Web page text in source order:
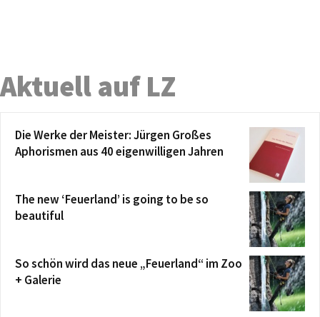
Aktuell auf LZ
Die Werke der Meister: Jürgen Großes
Aphorismen aus 40 eigenwilligen Jahren
The new ‘Feuerland’ is going to be so
beautiful
So schön wird das neue „Feuerland“ im Zoo
+ Galerie